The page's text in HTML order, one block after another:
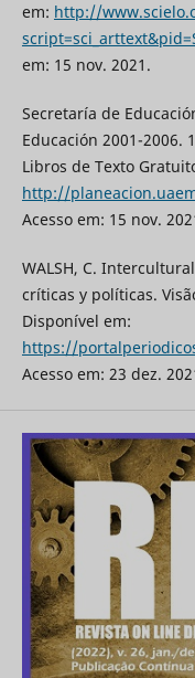
em: http://
em: 15 nov. 2021.
Secretaría de
Educación 2001-2006.
Libros de Texto
http://
Acesso em: 15 nov.
WALSH, C.
críticas y políticas.
Disponível em:
https://
Acesso em: 23 dez.